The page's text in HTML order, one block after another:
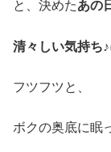
と、決めたあの
清々しい気持ち♪
フツフツと、
ボクの奥底に眠